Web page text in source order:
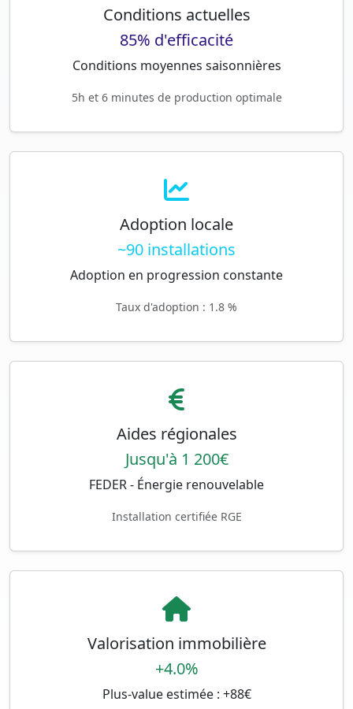
Conditions actuelles
85% d'efficacité
Conditions moyennes saisonnières
5h et 6 minutes de production optimale
Adoption locale
~90 installations
Adoption en progression constante
Taux d'adoption : 1.8 %
Aides régionales
Jusqu'à 1 200€
FEDER - Énergie renouvelable
Installation certifiée RGE
Valorisation immobilière
+4.0%
Plus-value estimée : +88€